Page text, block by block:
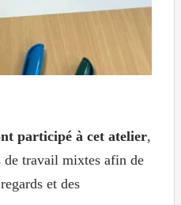
participé à cet atelier,
de travail mixtes afin de
et des